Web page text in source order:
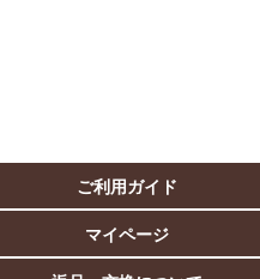
ご利用ガイド
マイページ